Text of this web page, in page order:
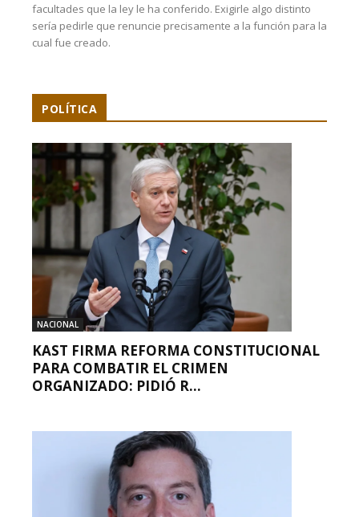
facultades que la ley le ha conferido. Exigirle algo distinto
sería pedirle que renuncie precisamente a la función para la
cual fue creado.
POLÍTICA
NACIONAL
KAST FIRMA REFORMA CONSTITUCIONAL
PARA COMBATIR EL CRIMEN
ORGANIZADO: PIDIÓ R...